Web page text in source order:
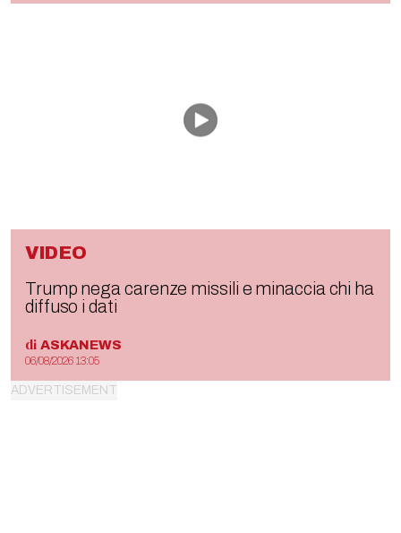
VIDEO
Trump nega carenze missili e minaccia chi ha
diffuso i dati
di ASKANEWS
06/08/2026 13:05